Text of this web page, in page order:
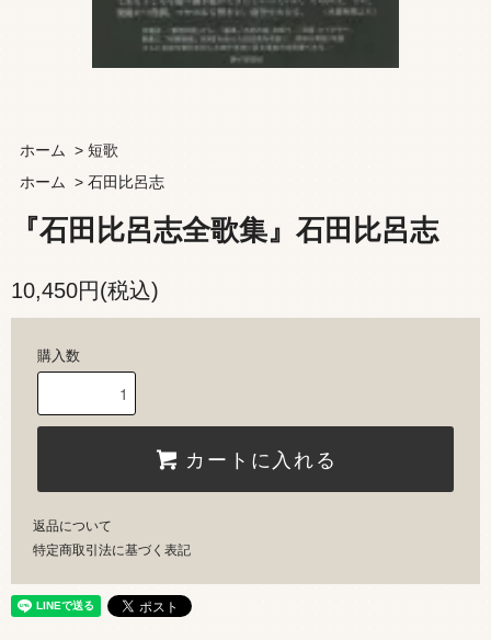
ホーム > 短歌
ホーム
> 石田比呂志
『石田比呂志全歌集』石田比呂志
10,450円(税込)
購入数
カートに入れる
返品について
特定商取引法に基づく表記